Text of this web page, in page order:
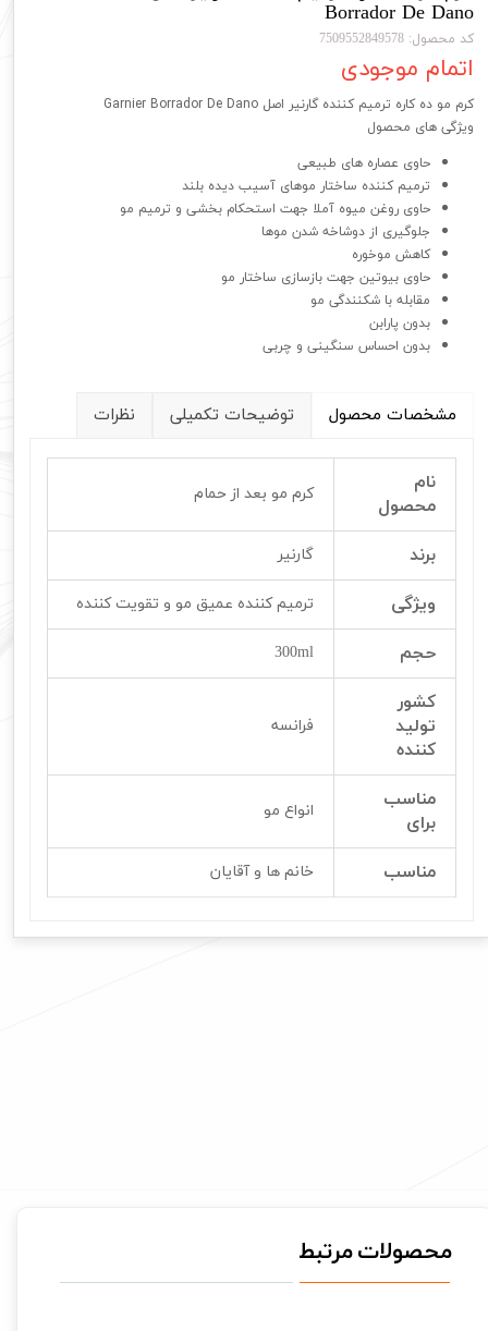
Borrador De Dano
کد محصول: 7509552849578
اتمام موجودی
کرم مو ده کاره ترمیم کننده گارنیر اصل Garnier Borrador De Dano
ویژگی های محصول
حاوی عصاره های طبیعی
ترمیم کننده ساختار موهای آسیب دیده بلند
حاوی روغن میوه آملا جهت استحکام بخشی و ترمیم مو
جلوگیری از دوشاخه شدن موها
کاهش موخوره
حاوی بیوتین جهت بازسازی ساختار مو
مقابله با شکنندگی مو
بدون پارابن
بدون احساس سنگینی و چربی
مشخصات محصول توضیحات تکمیلی نظرات
نام
محصول
کرم مو بعد از حمام
برند گارنیر
ویژگی ترمیم کننده عمیق مو و تقویت کننده
حجم 300ml
کشور
تولید
کننده
فرانسه
مناسب
برای
انواع مو
مناسب خانم ها و آقایان
محصولات مرتبط